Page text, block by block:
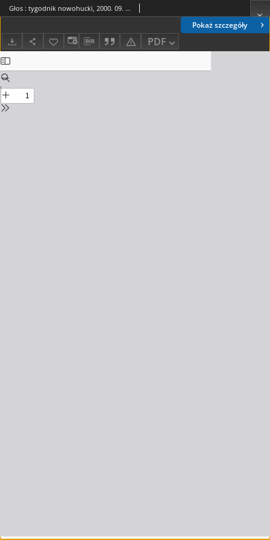
Pokaż szczegóły
PDF
Głos : tygodnik nowohucki, 2000. 09. 29, nr 40